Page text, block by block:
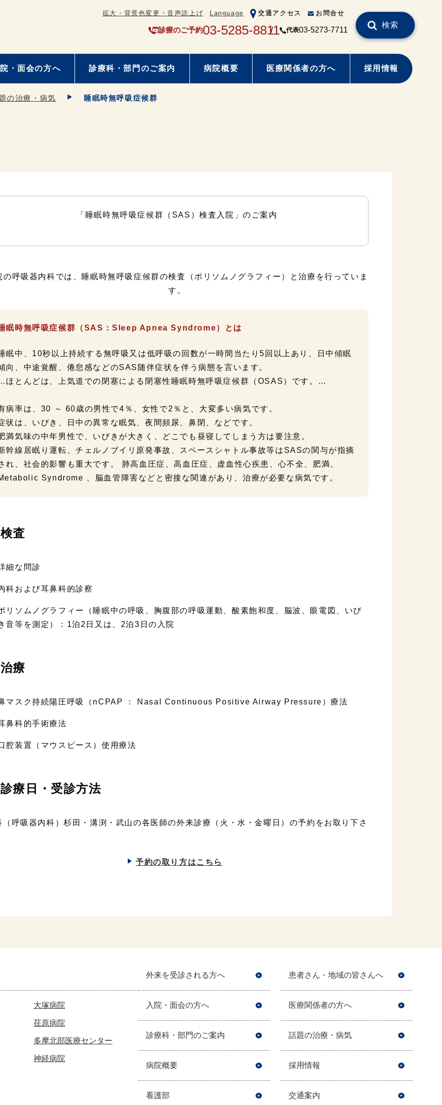
拡大・背景色変更・音声読上げ Language 交通アクセス お問合せ
診療のご予約03-5285-8811 代表03-5273-7711
検索
・面会の方へ 診療科・部門のご案内 病院概要 医療関係者の方へ 採用情報
の治療・病気 睡眠時無呼吸症候群
「睡眠時無呼吸症候群（SAS）検査入院」のご案内
の呼吸器内科では、睡眠時無呼吸症候群の検査（ポリソムノグラフィー）と治療を行っていま
す。
眠時無呼吸症候群（SAS：Sleep Apnea Syndrome）とは
眠中、10秒以上持続する無呼吸又は低呼吸の回数が一時間当たり5回以上あり、日中傾眠
向、中途覚醒、倦怠感などのSAS随伴症状を伴う病態を言います。
ほとんどは、上気道での閉塞による閉塞性睡眠時無呼吸症候群（OSAS）です。…
病率は、30 ～ 60歳の男性で4％、女性で2％と、大変多い病気です。
状は、いびき、日中の異常な眠気、夜間頻尿、鼻閉、などです。
満気味の中年男性で、いびきが大きく、どこでも昼寝してしまう方は要注意。
幹線居眠り運転、チェルノブイリ原発事故、スペースシャトル事故等はSASの関与が指摘
れ、社会的影響も重大です。 肺高血圧症、高血圧症、虚血性心疾患、心不全、肥満、
Syndrome 、脳血管障害などと密接な関連があり、治療が必要な病気です。
検査
細な問診
科および耳鼻科的診察
リソムノグラフィー（睡眠中の呼吸、胸腹部の呼吸運動、酸素飽和度、脳波、眼電図、いび
音等を測定）：1泊2日又は、2泊3日の入院
治療
マスク持続陽圧呼吸（nCPAP ： Nasal Continuous Positive Airway Pressure）療法
鼻科的手術療法
腔装置（マウスピース）使用療法
診療日・受診方法
（呼吸器内科）杉田・溝渕・武山の各医師の外来診療（火・水・金曜日）の予約をお取り下さ
予約の取り方はこちら
大塚病院
荏原病院
多摩北部医療センター
神経病院
外来を受診される方へ
入院・面会の方へ
診療科・部門のご案内
病院概要
看護部
患者さん・地域の皆さんへ
医療関係者の方へ
話題の治療・病気
採用情報
交通案内